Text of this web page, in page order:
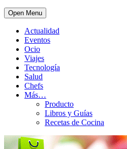
Open Menu
Actualidad
Eventos
Ocio
Viajes
Tecnología
Salud
Chefs
Más…
Producto
Libros y Guías
Recetas de Cocina